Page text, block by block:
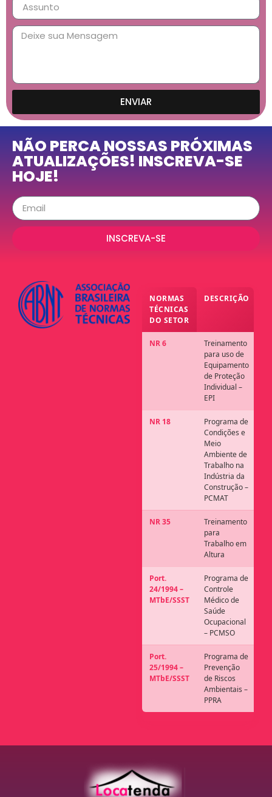
ENVIAR
NÃO PERCA NOSSAS PRÓXIMAS
ATUALIZAÇÕES! INSCREVA-SE
HOJE!
INSCREVA-SE
NORMAS
TÉCNICAS
DO SETOR
DESCRIÇÃO
NR 6
Treinamento
para uso de
Equipamento
de Proteção
Individual –
EPI
NR 18
Programa de
Condições e
Meio
Ambiente de
Trabalho na
Indústria da
Construção –
PCMAT
NR 35
Treinamento
para
Trabalho em
Altura
Port.
24/1994 –
MTbE/SSST
Programa de
Controle
Médico de
Saúde
Ocupacional
– PCMSO
Port.
25/1994 –
MTbE/SSST
Programa de
Prevenção
de Riscos
Ambientais –
PPRA